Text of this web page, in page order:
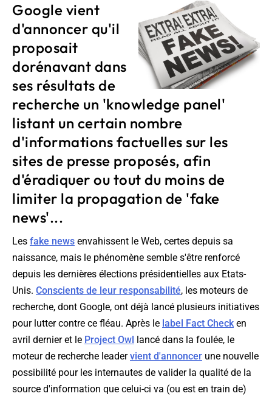
Google vient
d'annoncer qu'il
proposait
dorénavant dans
ses résultats de
recherche un 'knowledge panel'
listant un certain nombre
d'informations factuelles sur les
sites de presse proposés, afin
d'éradiquer ou tout du moins de
limiter la propagation de 'fake
news'...
Les fake news envahissent le Web, certes depuis sa
naissance, mais le phénomène semble s'être renforcé
depuis les dernières élections présidentielles aux Etats-
Unis. Conscients de leur responsabilité, les moteurs de
recherche, dont Google, ont déjà lancé plusieurs initiatives
pour lutter contre ce fléau. Après le label Fact Checken
avril dernier et le Project Owl
lancé dans la foulée, le
moteur de recherche leadervient d'annoncer une nouvelle
possibilité pour les internautes de valider la qualité de la
source d'information que celui-ci va (ou est en train de)